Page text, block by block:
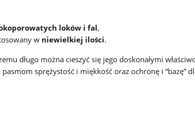
loków i fal,
w niewielkiej ilości.
długo można cieszyć się jego doskonałymi
sprężystość i miękkość oraz ochronę i “bazę”